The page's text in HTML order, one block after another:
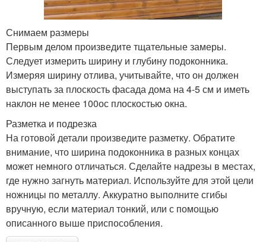
Снимаем размеры
Первым делом произведите тщательные замеры.
Следует измерить ширину и глубину подоконника.
Измеряя ширину отлива, учитывайте, что он должен
выступать за плоскость фасада дома на 4-5 см и иметь
наклон не менее 100ос плоскостью окна.
Разметка и подрезка
На готовой детали произведите разметку. Обратите
внимание, что ширина подоконника в разных концах
может немного отличаться. Сделайте надрезы в местах,
где нужно загнуть материал. Используйте для этой цели
ножницы по металлу. Аккуратно выполните сгибы
вручную, если материал тонкий, или с помощью
описанного выше приспособления.